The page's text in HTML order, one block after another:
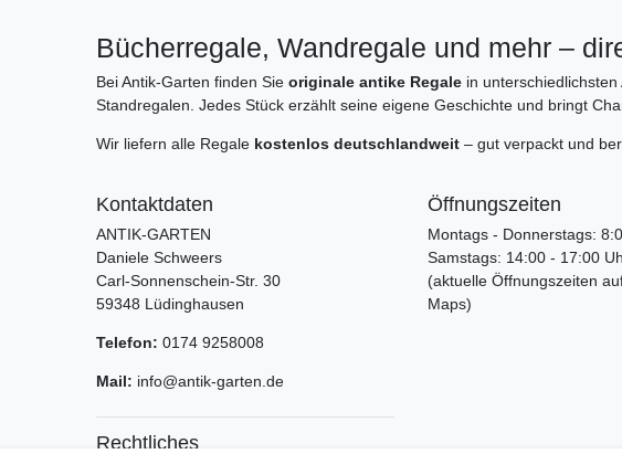
Bücherregale, Wandregale und mehr –
Bei Antik-Garten finden Sie originale antike Regale in
Standregalen. Jedes Stück erzählt seine eigene Geschichte und bringt
Wir liefern alle Regale kostenlos deutschlandweit – gut verpackt und
Kontaktdaten
ANTIK-GARTEN
Daniele Schweers
Carl-Sonnenschein-Str. 30
59348 Lüdinghausen
Telefon: 0174 9258008
Mail: info@antik-garten.de
Rechtliches
Öffnungszeiten
Montags - Donnerstags:
Samstags: 14:00 - 17:00
(aktuelle Öffnungszeiten
Maps)